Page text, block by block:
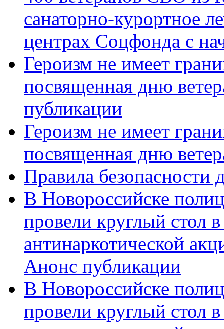
санаторно-курортное
центрах Соцфонда с
Героизм не имеет
посвященная дню
публикации
Героизм не имеет
посвященная дню
Правила безопасности
В Новороссийске
провели круглый стол
антинаркотической
Анонс публикации
В Новороссийске
провели круглый стол